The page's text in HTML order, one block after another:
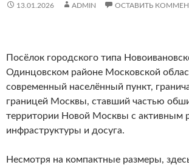
13.01.2026 ADMIN ОСТАВИТЬ
Посёлок городского типа
Одинцовском районе Московской
современный населённый пункт,
границей Москвы, ставший частью
территории Новой Москвы с активным
инфраструктуры и досуга.
Несмотря на компактные размеры,